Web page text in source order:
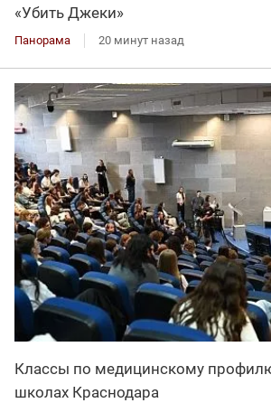
«Убить Джеки»
Панорама 20 минут назад
Классы по медицинскому
школах Краснодара